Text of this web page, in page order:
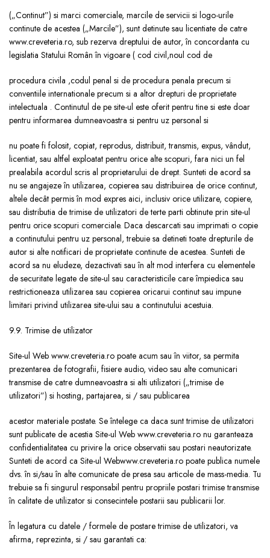
(„Continut”) si marci comerciale, marcile de servicii si logo-urile
continute de acestea („Marcile”), sunt detinute sau licentiate de catre
www.creveteria.ro, sub rezerva dreptului de autor, în concordanta cu
legislatia Statului Român în vigoare ( cod civil,noul cod de
procedura civila ,codul penal si de procedura penala precum si
conventiile internationale precum si a altor drepturi de proprietate
intelectuala . Continutul de pe site-ul este oferit pentru tine si este doar
pentru informarea dumneavoastra si pentru uz personal si
nu poate fi folosit, copiat, reprodus, distribuit, transmis, expus, vândut,
licentiat, sau altfel exploatat pentru orice alte scopuri, fara nici un fel
prealabila acordul scris al proprietarului de drept. Sunteti de acord sa
nu se angajeze în utilizarea, copierea sau distribuirea de orice continut,
altele decât permis în mod expres aici, inclusiv orice utilizare, copiere,
sau distributia de trimise de utilizatori de terte parti obtinute prin site-ul
pentru orice scopuri comerciale. Daca descarcati sau imprimati o copie
a continutului pentru uz personal, trebuie sa detineti toate drepturile de
autor si alte notificari de proprietate continute de acestea. Sunteti de
acord sa nu eludeze, dezactivati sau în alt mod interfera cu elementele
de securitate legate de site-ul sau caracteristicile care împiedica sau
restrictioneaza utilizarea sau copierea oricarui continut sau impune
limitari privind utilizarea site-ului sau a continutului acestuia.
9.9. Trimise de utilizator
Site-ul Web www.creveteria.ro poate acum sau în viitor, sa permita
prezentarea de fotografii, fisiere audio, video sau alte comunicari
transmise de catre dumneavoastra si alti utilizatori („trimise de
utilizatori”) si hosting, partajarea, si / sau publicarea
acestor materiale postate. Se întelege ca daca sunt trimise de utilizatori
sunt publicate de acestia Site-ul Web www.creveteria.ro nu garanteaza
confidentialitatea cu privire la orice observatii sau postari neautorizate.
Sunteti de acord ca Site-ul Webwww.creveteria.ro poate publica numele
dvs. în si/sau în alte comunicate de presa sau articole de mass-media. Tu
trebuie sa fi singurul responsabil pentru propriile postari trimise transmise
în calitate de utilizator si consecintele postarii sau publicarii lor.
În legatura cu datele / formele de postare trimise de utilizatori, va
afirma, reprezinta, si / sau garantati ca: